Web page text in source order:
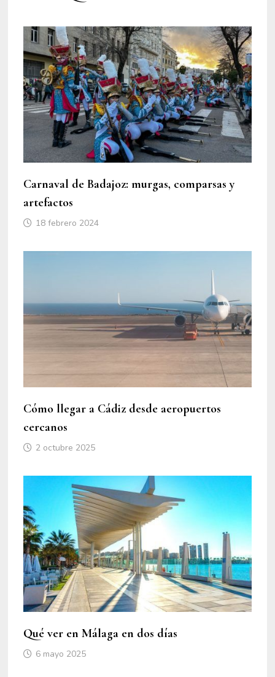
Carnaval de Badajoz: murgas, comparsas y
artefactos
18 febrero 2024
Cómo llegar a Cádiz desde aeropuertos
cercanos
2 octubre 2025
Qué ver en Málaga en dos días
6 mayo 2025